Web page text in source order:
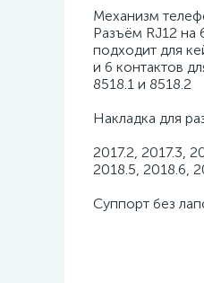
Механизм
Разъём RJ12 на
подходит для
и 6 контактов
8518.1 и 8518.2
Накладка для
2017.2, 2017.3,
2018.5, 2018.6,
Суппорт без